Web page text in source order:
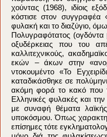
χούντας (1968), ιδίοις
κόστισε στον συγγραφέα
φυλακή και το διαζύγιο,
Πολυγραφότατος (ογδόντα
οξυδέρκειας που του
καλλιτεχνικούς,
εκών – άκων στην
ντοκουμέντο «Το
καταδικάσθηκε σε
ακόμη φορά το κακό που
Ελληνικές φυλακές και
με συναφή θέματα
υποκόσμου. Όπως
επίσημες τότε